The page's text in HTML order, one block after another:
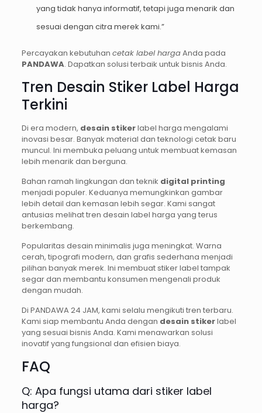
yang tidak hanya informatif, tetapi juga menarik dan
sesuai dengan citra merek kami.”
Percayakan kebutuhan cetak label hargaAnda pada
PANDAWA. Dapatkan solusi terbaik untuk bisnis Anda.
Tren Desain Stiker Label Harga
Terkini
Di era modern, desain stikerlabel harga mengalami
inovasi besar. Banyak material dan teknologi cetak baru
muncul. Ini membuka peluang untuk membuat kemasan
lebih menarik dan berguna.
Bahan ramah lingkungan dan teknik digital printing
menjadi populer. Keduanya memungkinkan gambar
lebih detail dan kemasan lebih segar. Kami sangat
antusias melihat tren desain label harga yang terus
berkembang.
Popularitas desain minimalis juga meningkat. Warna
cerah, tipografi modern, dan grafis sederhana menjadi
pilihan banyak merek. Ini membuat stiker label tampak
segar dan membantu konsumen mengenali produk
dengan mudah.
Di PANDAWA 24 JAM, kami selalu mengikuti tren terbaru.
Kami siap membantu Anda dengan desain stikerlabel
yang sesuai bisnis Anda. Kami menawarkan solusi
inovatif yang fungsional dan efisien biaya.
FAQ
Q: Apa fungsi utama dari stiker label
harga?